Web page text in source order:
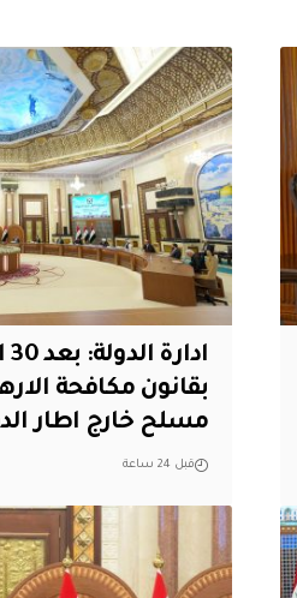
بقانون مكافحة
مسلح خارج اطار
قبل 24 ساعة